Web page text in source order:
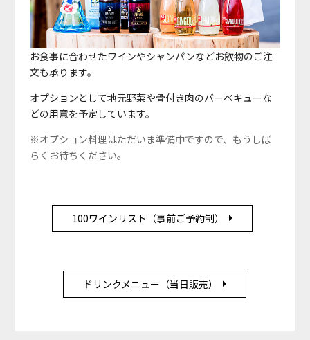
お食事に合わせたワインやシャンパンなどお飲物のご注
文も承ります。
オプションとして地元野菜や骨付き肉のバーベキューな
どの用意を予定しています。
※オプション料理はただいま準備中ですので、もうしば
らくお待ちください。
100ワインリスト（事前ご予約制）
ドリンクメニュー（当日販売）